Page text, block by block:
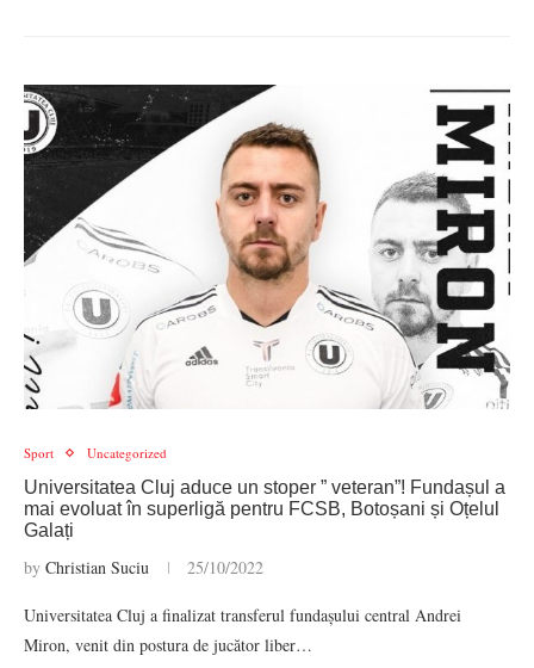
Sport Uncategorized
Universitatea Cluj aduce un stoper ” veteran”! Fundașul a
mai evoluat în superligă pentru FCSB, Botoșani și Oțelul
Galați
by Christian Suciu 25/10/2022
Universitatea Cluj a finalizat transferul fundașului central Andrei
Miron, venit din postura de jucător liber…